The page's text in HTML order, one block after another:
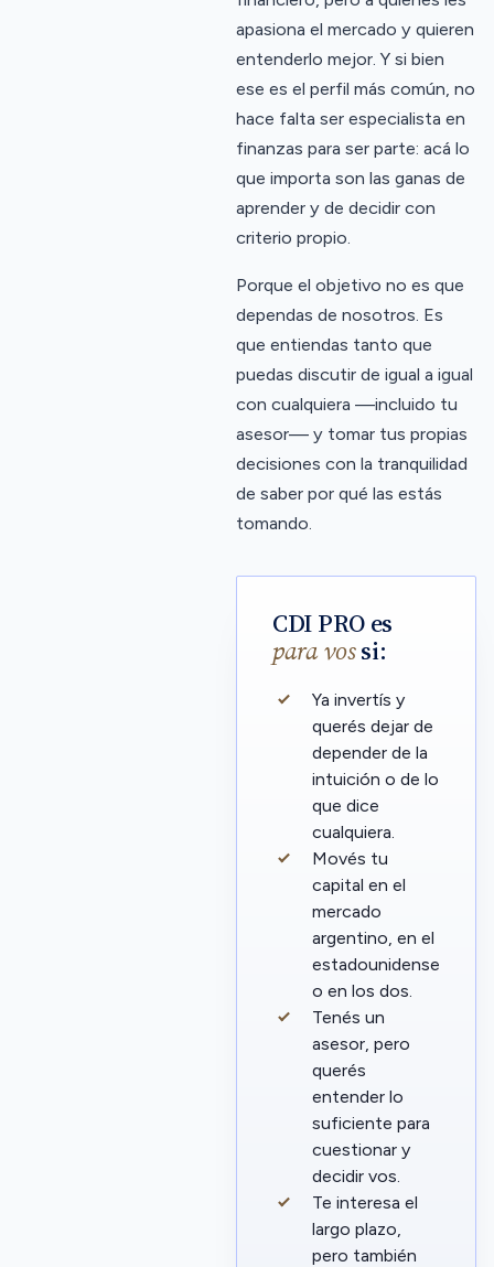
apasiona el mercado y quieren
entenderlo mejor. Y si bien
ese es el perfil más común, no
hace falta ser especialista en
finanzas para ser parte: acá lo
que importa son las ganas de
aprender y de decidir con
criterio propio.
Porque el objetivo no es que
dependas de nosotros. Es
que entiendas tanto que
puedas discutir de igual a igual
con cualquiera —incluido tu
asesor— y tomar tus propias
decisiones con la tranquilidad
de saber por qué las estás
tomando.
CDI PRO es
para vossi:
Ya invertís y
querés dejar de
depender de la
intuición o de lo
que dice
cualquiera.
Movés tu
capital en el
mercado
argentino, en el
estadounidense
o en los dos.
Tenés un
asesor, pero
querés
entender lo
suficiente para
cuestionar y
decidir vos.
Te interesa el
largo plazo,
pero también